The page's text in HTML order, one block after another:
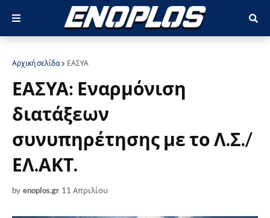
Αρχική σελίδα ΕΑΣΥΑ
ΕΑΣΥΑ: Εναρμόνιση
διατάξεων
συνυπηρέτησης με το Λ.Σ./
ΕΛ.ΑΚΤ.
by enoplos.gr 11 Απριλίου